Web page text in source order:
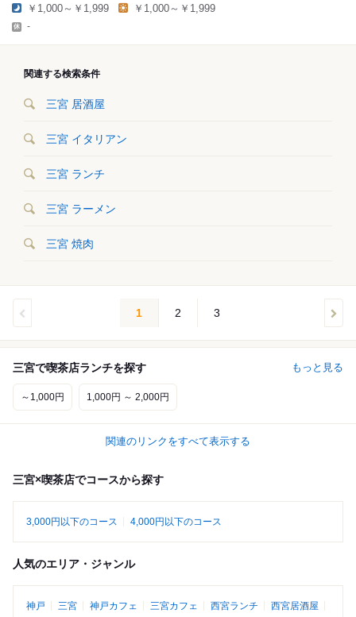
￥1,000～￥1,999 ￥1,000～￥1,999
-
関連する検索条件
三宮 居酒屋
三宮 イタリアン
三宮 ランチ
三宮 ラーメン
三宮 焼肉
1 2 3
三宮で喫茶店ランチを探す もっと見る
～1,000円 1,000円 ～ 2,000円
関連のリンクをすべて表示する
三宮×喫茶店でコースから探す
3,000円以下のコース 4,000円以下のコース
人気のエリア・ジャンル
神戸 三宮 神戸カフェ 三宮カフェ 西宮ランチ
西宮居酒屋